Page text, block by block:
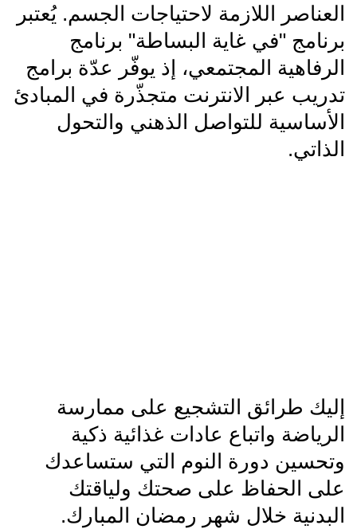
العناصر اللازمة لاحتياجات الجسم. يُعتبر
برنامج "في غاية البساطة" برنامج
الرفاهية المجتمعي، إذ يوفّر عدّة برامج
تدريب عبر الانترنت متجذّرة في المبادئ
الأساسية للتواصل الذهني والتحول
الذاتي.
إليك طرائق التشجيع على ممارسة
الرياضة واتباع عادات غذائية ذكية
وتحسين دورة النوم التي ستساعدك
على الحفاظ على صحتك ولياقتك
البدنية خلال شهر رمضان المبارك.